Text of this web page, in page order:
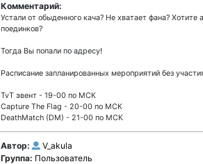
Комментарий:
Устали от обыденного кача? Не хватает фана?
поединков?
Тогда Вы попали по адресу!
Расписание запланированных мероприятий без
TvT эвент - 19-00 по МСК
Capture The Flag - 20-00 по МСК
DeathMatch (DM) - 21-00 по МСК
Автор:
V_akula
Группа: Пользователь